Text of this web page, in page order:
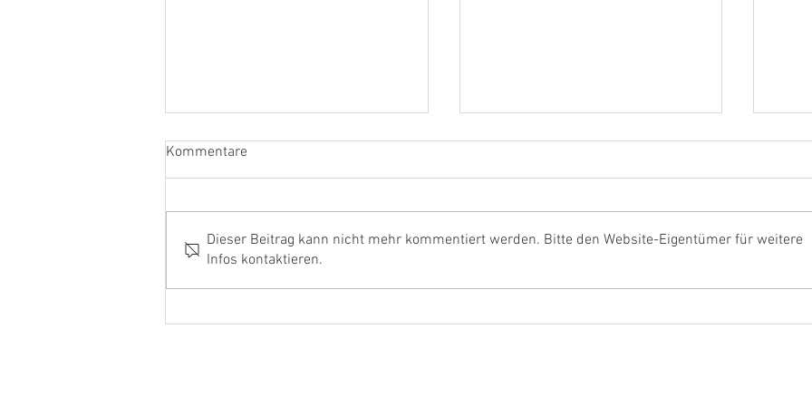
June with a bang Neue Videos online
Kommentare
Dieser Beitrag kann nicht mehr kommentiert werden. Bitte den Website-Eigentümer für weitere
Infos kontaktieren.